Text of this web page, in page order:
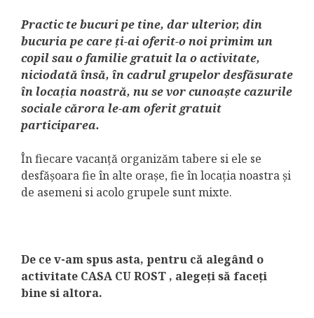
Practic te bucuri pe tine, dar ulterior, din
bucuria pe care ți-ai oferit-o noi primim un
copil sau o familie gratuit la o activitate,
niciodată însă, în cadrul grupelor desfăsurate
în locația noastră, nu se vor cunoaște cazurile
sociale cărora le-am oferit gratuit
participarea.
În fiecare vacanță organizăm tabere si ele se
desfășoara fie în alte orașe, fie în locația noastra și
de asemeni si acolo grupele sunt mixte.
De ce v-am spus asta, pentru că alegând o
activitate CASA CU ROST , alegeți să faceți
bine si altora.